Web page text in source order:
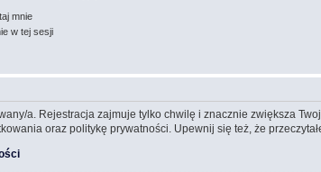
mnie
w tej sesji
a. Rejestracja zajmuje tylko chwilę i znacznie zwiększa
oraz politykę prywatności. Upewnij się też, że